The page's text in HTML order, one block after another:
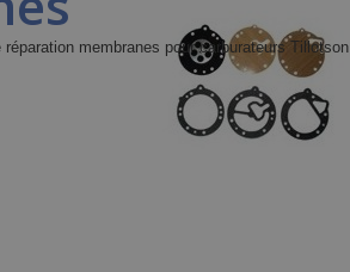
membranes pour carburateurs Tillotson